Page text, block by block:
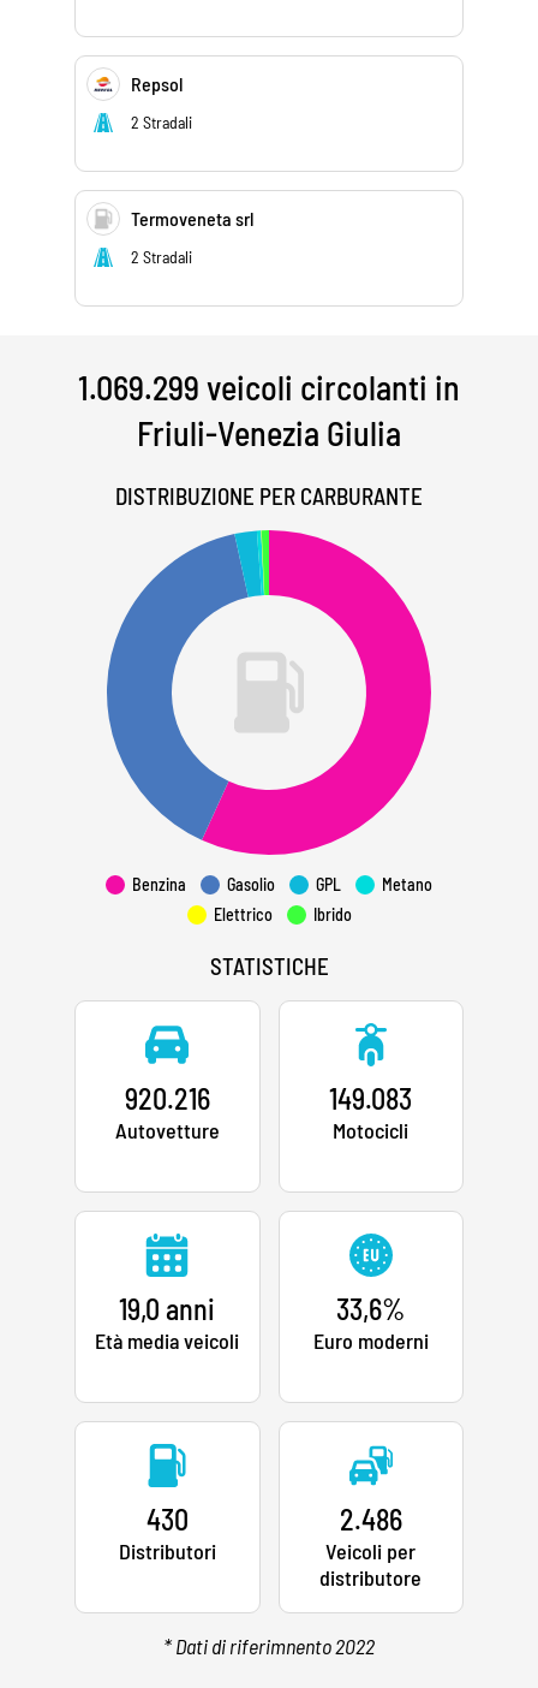
Repsol
2 Stradali
Termoveneta srl
2 Stradali
1.069.299 veicoli circolanti in
Friuli-Venezia Giulia
DISTRIBUZIONE PER CARBURANTE
Benzina Gasolio GPL
Metano
Elettrico
Ibrido
STATISTICHE
920.216
Autovetture
149.083
Motocicli
19,0 anni
Età media veicoli
33,6%
Euro moderni
430
Distributori
2.486
Veicoli per
distributore
* Dati di riferimnento 2022